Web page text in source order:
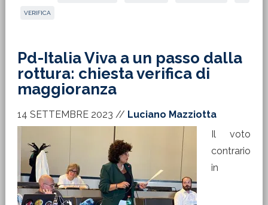
VERIFICA
Pd-Italia Viva a un passo dalla
rottura: chiesta verifica di
maggioranza
14 SETTEMBRE 2023 // Luciano Mazziotta
Il voto
contrario
in